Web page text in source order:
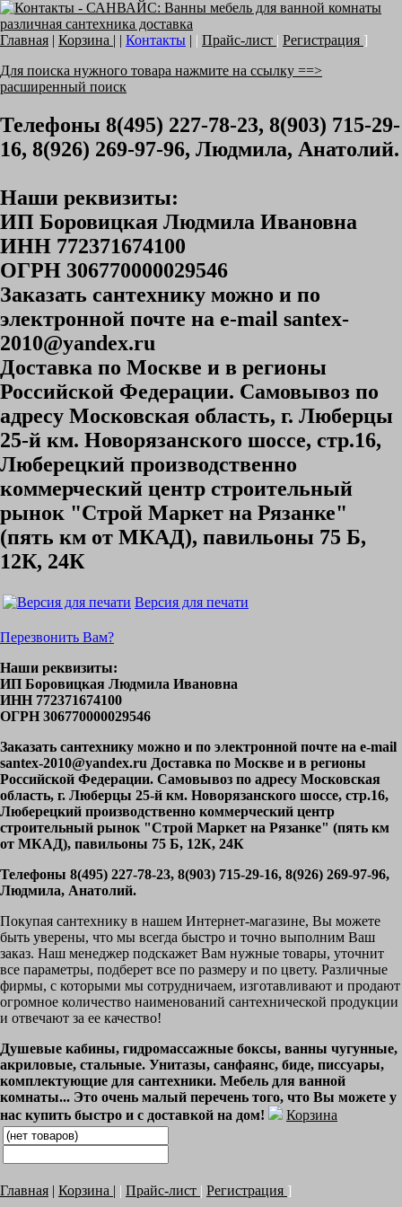
Главная | Корзина | | Контакты | | Прайс-лист | Регистрация ]
Для поиска нужного товара нажмите на ссылку ==>
расширенный поиск
Телефоны 8(495) 227-78-23, 8(903) 715-29-
16, 8(926) 269-97-96, Людмила, Анатолий.
Наши реквизиты:
ИП Боровицкая Людмила Ивановна
ИНН 772371674100
ОГРН 306770000029546
Заказать сантехнику можно и по
электронной почте на e-mail santex-
2010@yandex.ru
Доставка по Москве и в регионы
Российской Федерации. Самовывоз по
адресу Московская область, г. Люберцы
25-й км. Новорязанского шоссе, стр.16,
Люберецкий производственно
коммерческий центр строительный
рынок "Строй Маркет на Рязанке"
(пять км от МКАД), павильоны 75 Б,
12К, 24К
Версия для печати
Перезвонить Вам?
Наши реквизиты:
ИП Боровицкая Людмила Ивановна
ИНН 772371674100
ОГРН 306770000029546
Заказать сантехнику можно и по электронной почте на e-mail
santex-2010@yandex.ru Доставка по Москве и в регионы
Российской Федерации. Самовывоз по адресу Московская
область, г. Люберцы 25-й км. Новорязанского шоссе, стр.16,
Люберецкий производственно коммерческий центр
строительный рынок "Строй Маркет на Рязанке" (пять км
от МКАД), павильоны 75 Б, 12К, 24К
Телефоны 8(495) 227-78-23, 8(903) 715-29-16, 8(926) 269-97-96,
Людмила, Анатолий.
Покупая сантехнику в нашем Интернет-магазине, Вы можете
быть уверены, что мы всегда быстро и точно выполним Ваш
заказ. Наш менеджер подскажет Вам нужные товары, уточнит
все параметры, подберет все по размеру и по цвету. Различные
фирмы, с которыми мы сотрудничаем, изготавливают и продают
огромное количество наименований сантехнической продукции
и отвечают за ее качество!
Душевые кабины, гидромассажные боксы, ванны чугунные,
акриловые, стальные. Унитазы, санфаянс, биде, писсуары,
комплектующие для сантехники. Мебель для ванной
комнаты... Это очень малый перечень того, что Вы можете у
нас купить быстро и с доставкой на дом!
Корзина
Главная | Корзина | | Прайс-лист | Регистрация ]